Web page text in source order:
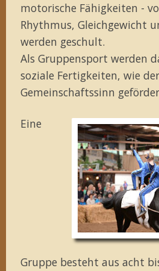
motorische Fähigkeiten -
Rhythmus, Gleichgewicht
werden geschult.
Als Gruppensport werden
soziale Fertigkeiten, wie der
Gemeinschaftssinn
Eine
Gruppe besteht aus acht